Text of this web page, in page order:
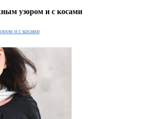
узором и с косами
и с косами